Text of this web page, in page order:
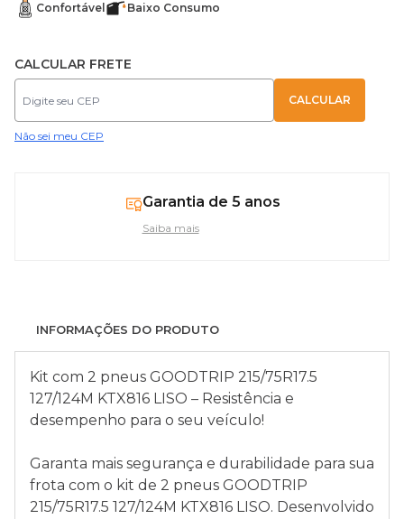
Confortável Baixo Consumo
CALCULAR FRETE
Não sei meu CEP
Garantia de 5 anos
Saiba mais
INFORMAÇÕES DO PRODUTO
Kit com 2 pneus GOODTRIP 215/75R17.5
127/124M KTX816 LISO – Resistência e
desempenho para o seu veículo!
Garanta mais segurança e durabilidade para sua
frota com o kit de 2 pneus GOODTRIP
215/75R17.5 127/124M KTX816 LISO. Desenvolvido